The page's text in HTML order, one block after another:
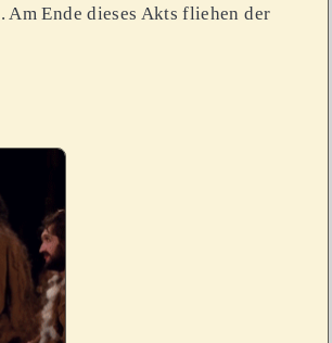
Am Ende dieses Akts fliehen der